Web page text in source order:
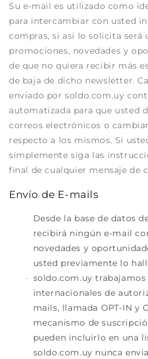
Su e-mail es utilizado como
para intercambiar con usted
compras, si así lo solicita será
promociones, novedades y
de que no quiera recibir más
de baja de dicho newsletter.
enviado por soldo.com.uy
automatizada para que usted
correos electrónicos o
respecto a los mismos. Si
simplemente siga las
final de cualquier mensaje de
Envío de E-mails
Desde la base de datos
recibirá ningún e-mail
novedades y
usted previamente lo
soldo.com.uy
internacionales de
mails, llamada OPT-IN y
mecanismo de
pueden incluirlo en una
soldo.com.uy nunca